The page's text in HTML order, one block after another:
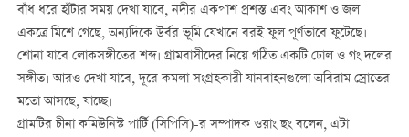
বাঁধ ধরে হাঁটার সময় দেখা যাবে, নদীর একপাশ প্রশস্ত এবং আকাশ ও জল
একত্রে মিশে গেছে, অন্যদিকে উর্বর ভূমি যেখানে বরই ফুল পূর্ণভাবে ফুটেছে।
শোনা যাবে লোকসঙ্গীতের শব্দ। গ্রামবাসীদের নিয়ে গঠিত একটি ঢোল ও গং দলের
সঙ্গীত। আরও দেখা যাবে, দূরে কমলা সংগ্রহকারী যানবাহনগুলো অবিরাম স্রোতের
মতো আসছে, যাচ্ছে।
গ্রামটির চীনা কমিউনিস্ট পার্টি (সিপিসি)-র সম্পাদক ওয়াং ছং বলেন, এটা